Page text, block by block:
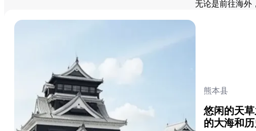
无论是前往海外
熊本县
悠闲的天
的大海和历